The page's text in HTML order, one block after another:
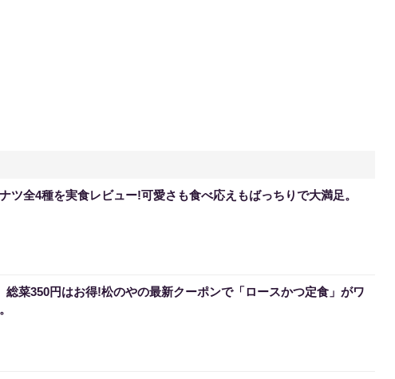
ツ全4種を実食レビュー!可愛さも食べ応えもばっちりで大満足。
総菜350円はお得!松のやの最新クーポンで「ロースかつ定食」がワ